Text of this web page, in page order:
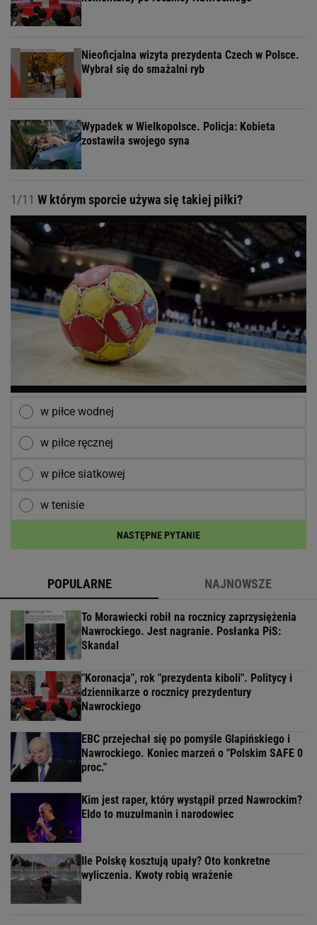
Nieoficjalna wizyta prezydenta Czech w Polsce.
Wybrał się do smażalni ryb
Wypadek w Wielkopolsce. Policja: Kobieta
zostawiła swojego syna
1/11 W którym sporcie używa się takiej piłki?
w piłce wodnej
w piłce ręcznej
w piłce siatkowej
w tenisie
NASTĘPNE PYTANIE
POPULARNE NAJNOWSZE
To Morawiecki robił na rocznicy zaprzysiężenia
Nawrockiego. Jest nagranie. Posłanka PiS:
Skandal
"Koronacja", rok "prezydenta kiboli". Politycy i
dziennikarze o rocznicy prezydentury
Nawrockiego
EBC przejechał się po pomyśle Glapińskiego i
Nawrockiego. Koniec marzeń o "Polskim SAFE 0
proc."
Kim jest raper, który wystąpił przed Nawrockim?
Eldo to muzułmanin i narodowiec
Ile Polskę kosztują upały? Oto konkretne
wyliczenia. Kwoty robią wrażenie